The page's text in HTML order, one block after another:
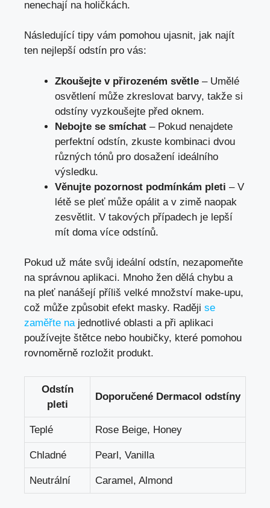
nenechají na holičkách.
Následující tipy vám pomohou ujasnit, jak najít
ten nejlepší odstín pro vás:
Zkoušejte v přirozeném světle – Umělé
osvětlení může zkreslovat barvy, takže si
odstíny vyzkoušejte před oknem.
Nebojte se smíchat – Pokud nenajdete
perfektní odstín, zkuste kombinaci dvou
různých tónů pro dosažení ideálního
výsledku.
Věnujte pozornost podmínkám pleti – V
létě se pleť může opálit a v zimě naopak
zesvětlit. V takových případech je lepší
mít doma více odstínů.
Pokud už máte svůj ideální odstín, nezapomeňte
na správnou aplikaci. Mnoho žen dělá chybu a
na pleť nanášejí příliš velké množství make-upu,
což může způsobit efekt masky. Raději se
zaměřte najednotlivé oblasti a při aplikaci
používejte štětce nebo houbičky, které pomohou
rovnoměrně rozložit produkt.
Odstín
pleti
Doporučené Dermacol odstíny
Teplé Rose Beige, Honey
Chladné Pearl, Vanilla
Neutrální Caramel, Almond